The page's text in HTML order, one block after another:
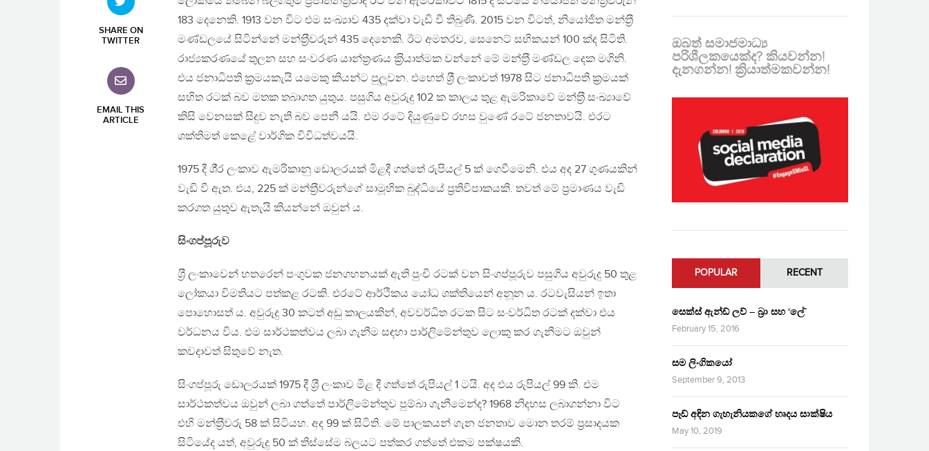
SHARE ON
TWITTER
EMAIL THIS
ARTICLE
183 දෙනෙකි. 1913 වන විට එම සංඛ්‍යාව 435 දක්වා වැඩි වී තිබුණි. 2015 වන විටත්, නියෝජිත මන්ත‍්‍රී
මණ්ඩලයේ සිටින්නේ මන්ත‍්‍රීවරුන් 435 දෙනෙකි. ඊට අමතරව, සෙනෙට් සභිකයන් 100 ක්ද සිටිති.
රාජ්‍යකරණයේ තුලන සහ සංවරණ යාන්ත‍්‍රණය ක‍්‍රියාත්මක වන්නේ මේ මන්ත‍්‍රී මණ්ඩල දෙක මගිනි.
එය ජනාධිපති ක‍්‍රමයකැයි යමෙකු කියන්ට පුලූවන. එහෙත් ශ‍්‍රී ලංකාවත් 1978 සිට ජනාධිපති ක‍්‍රමයක්
සහිත රටක් බව මතක තබාගත යුතුය. පසුගිය අවුරුදු 102 ක කාලය තුළ ඇමරිකාවේ මන්ත‍්‍රී සංඛ්‍යාවේ
කිසි වෙනසක් සිදුව නැති බව පෙනී යයි. එම රටේ දියුණුවේ රහස වුණේ රටේ ජනතාවයි. එරට
ශක්තිමත් කෙළේ වාර්ගික විවිධත්වයයි.
1975 දී ශී‍්‍ර ලංකාව ඇමරිකානු ඩොලරයක් මිළදී ගත්තේ රුපියල් 5 ක් ගෙවීමෙනි. එය අද 27 ගුණයකින්
වැඩි වී ඇත. එය, 225 ක් මන්ත‍්‍රීවරුන්ගේ සාමූහික බුද්ධියේ ප‍්‍රතිවිපාකයකි. තවත් මේ ප‍්‍රමාණය වැඩි
කරගත යුතුව ඇතැයි කියන්නේ ඔවුන් ය.
සිංගප්පූරුව
ශ‍්‍රී ලංකාවෙන් හතරෙන් පංගුවක ජනගහනයක් ඇති පුංචි රටක් වන සිංගප්පූරුව පසුගිය අවුරුදු 50 තුළ
ලෝකයා විමතියට පත්කළ රටකි. එරටේ ආර්ථිකය යෝධ ශක්තියෙන් අනූන ය. රටවැසියන් ඉතා
පොහොසත් ය. අවුරුදු 30 කටත් අඩු කාලයකින්, අවවර්ධිත රටක සිට සංවර්ධිත රටක් දක්වා එය
වර්ධනය විය. එම සාර්ථකත්වය ලබා ගැනීම සඳහා පාර්ලිමේන්තුව ලොකු කර ගැනීමට ඔවුන්
කවදාවත් සිතුවේ නැත.
සිංගප්පූරු ඩොලරයක් 1975 දී ශ‍්‍රී ලංකාව මිළ දී ගත්තේ රුපියල් 1 ටයි. අද එය රුපියල් 99 කි. එම
සාර්ථකත්වය ඔවුන් ලබා ගත්තේ පාර්ලිමේන්තුව පුම්බා ගැනීමෙන්ද? 1968 නිදහස ලබාගන්නා විට
එහි මන්ත‍්‍රීවරු 58 ක් සිටියහ. අද 99 ක් සිටිති. මේ පාලකයන් ගැන ජනතාව මොන තරම් ප‍්‍රසාදයක
සිටියේද යත්, අවුරුදු 50 ක් තිස්සේම බලයට පත්කර ගත්තේ එකම පක්ෂයකි.
ඔබත් සමාජමාධ්‍ය
පරිශීලකයෙක්ද? කියවන්න!
දැනගන්න! ක්‍රියාත්මකවන්න!
POPULAR RECENT
සෙක්ස් ඇන්ඩ් ලව් – බ්‍රා සහ ‘ලේ’
February 15, 2016
සම ලිංගිකයෝ
September 9, 2013
පෑඩ් අඳින ගැහැනියකගේ හෘදය සාක්ෂිය
May 10, 2019